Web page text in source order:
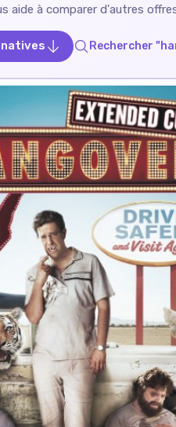
aide à comparer d'autres
Rechercher "